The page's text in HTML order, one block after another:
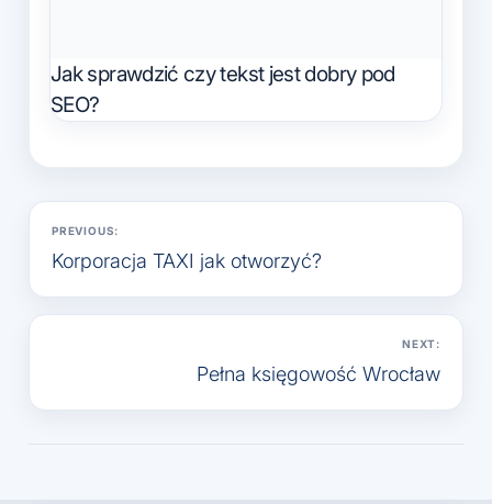
Jak sprawdzić czy tekst jest dobry pod
SEO?
Nawigacja
wpisu
PREVIOUS:
Korporacja TAXI jak otworzyć?
NEXT:
Pełna księgowość Wrocław